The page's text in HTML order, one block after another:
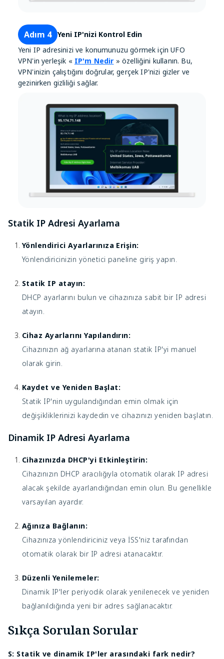
Adım 4
Yeni IP'nizi Kontrol Edin
Yeni IP adresinizi ve konumunuzu görmek için UFO
VPN'in yerleşik « IP'm Nedir » özelliğini kullanın. Bu,
VPN'inizin çalıştığını doğrular, gerçek IP'nizi gizler ve
gezinirken gizliliği sağlar.
Statik IP Adresi Ayarlama
Yönlendirici Ayarlarınıza Erişin:
Yönlendiricinizin yönetici paneline giriş yapın.
Statik IP atayın:
DHCP ayarlarını bulun ve cihazınıza sabit bir IP adresi
atayın.
Cihaz Ayarlarını Yapılandırın:
Cihazınızın ağ ayarlarına atanan statik IP'yi manuel
olarak girin.
Kaydet ve Yeniden Başlat:
Statik IP'nin uygulandığından emin olmak için
değişikliklerinizi kaydedin ve cihazınızı yeniden başlatın.
Dinamik IP Adresi Ayarlama
Cihazınızda DHCP'yi Etkinleştirin:
Cihazınızın DHCP aracılığıyla otomatik olarak IP adresi
alacak şekilde ayarlandığından emin olun. Bu genellikle
varsayılan ayardır.
Ağınıza Bağlanın:
Cihazınıza yönlendiriciniz veya İSS'niz tarafından
otomatik olarak bir IP adresi atanacaktır.
Düzenli Yenilemeler:
Dinamik IP'ler periyodik olarak yenilenecek ve yeniden
bağlanıldığında yeni bir adres sağlanacaktır.
Sıkça Sorulan Sorular
S: Statik ve dinamik IP'ler arasındaki fark nedir?